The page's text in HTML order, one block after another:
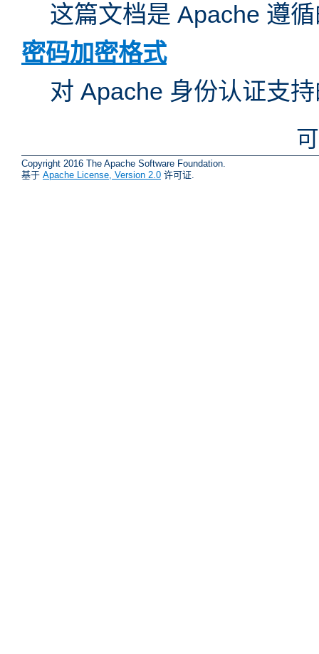
这篇文档是 Apache 遵
密码加密格式
对 Apache 身份认证支
Copyright 2016 The Apache Software Foundation.
基于 Apache License, Version 2.0 许可证.